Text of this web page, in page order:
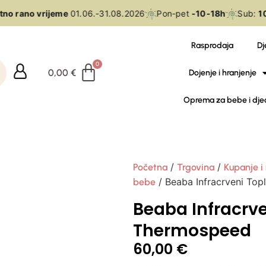
rano vrijeme01.06.-31.08.2026 Pon-pet-10-18h Sub:
0,00€
Rasprodaja
Dojenje i hranjenje
Oprema za bebe i
Početna / Trgovina / Kupanje
bebe / Beaba Infracrveni
Beaba
Thermospeed
60,00 €